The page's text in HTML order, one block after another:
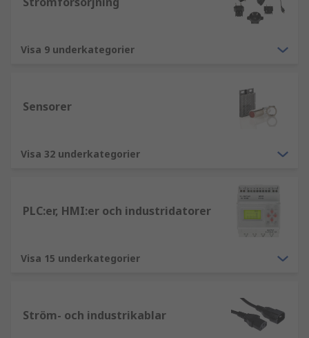
Visa 9 underkategorier
Sensorer
Visa 32 underkategorier
PLC:er, HMI:er och industridatorer
Visa 15 underkategorier
Ström- och industrikablar